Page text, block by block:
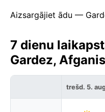
Aizsargājiet ādu —
7 dienu
Gardez,
trešd. 5.